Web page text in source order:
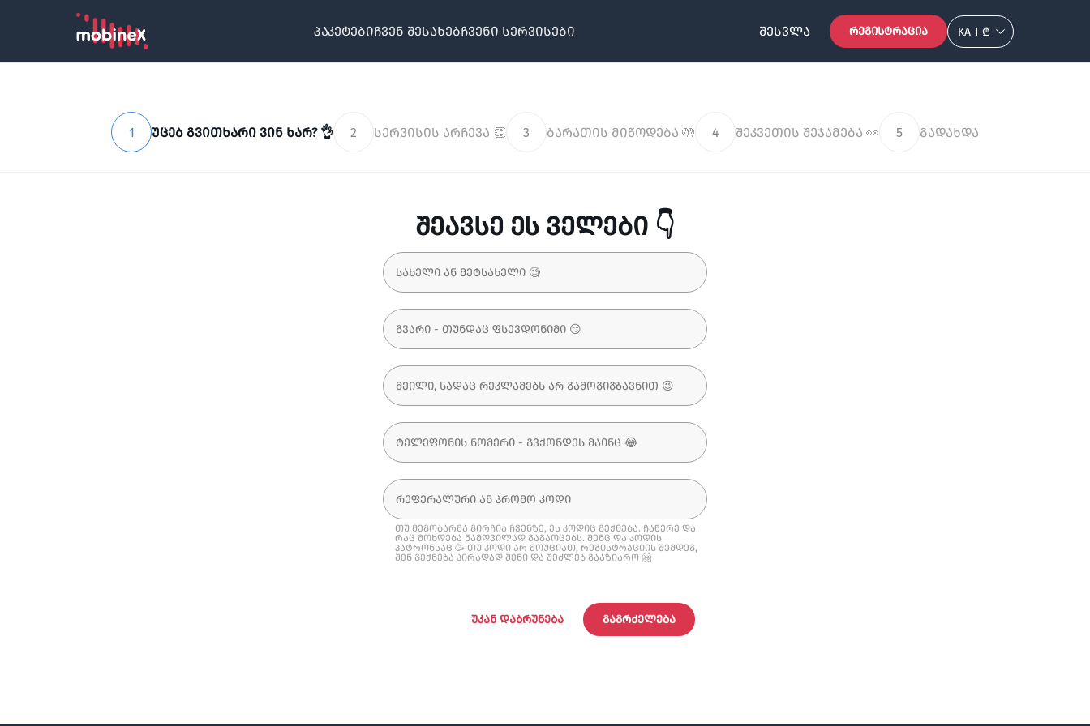
პაკეტებიჩვენ შესახებჩვენი სერვისები ᲨᲔᲡᲕᲚᲐ ᲠᲔᲒᲘᲡᲢᲠᲐᲪᲘᲐ KA ₾
1 უცებ გვითხარი ვინ ხარ? 👌 2 სერვისის არჩევა 👏 3 ბარათის მიწოდება 🤲 4 შეკვეთის შეჯამება 👀 5 გადახდა
შეავსე ეს ველები 👇
თუ მეგობარმა გირჩია ჩვენზე, ეს კოდიც გექნება. ჩაწერე და
რაც მოხდება ნამდვილად გაგაოცებს. შენც და კოდის
პატრონსაც 🥳 თუ კოდი არ მოუციათ, რეგისტრაციის შემდეგ,
შენ გექნება პირადად შენი და შეძლებ გააზიარო 🤗
ᲣᲙᲐᲜ ᲓᲐᲑᲠᲣᲜᲔᲑᲐ ᲒᲐᲒᲠᲫᲔᲚᲔᲑᲐ